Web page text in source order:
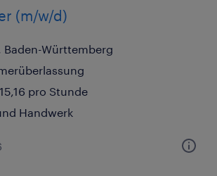
(m/w/d)
Baden-Württemberg
pro Stunde
Handwerk